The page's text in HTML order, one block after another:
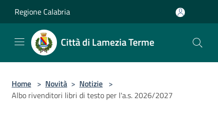
Regione Calabria
Città di Lamezia Terme
Home > Novità > Notizie >
Albo rivenditori libri di testo per l'a.s. 2026/2027